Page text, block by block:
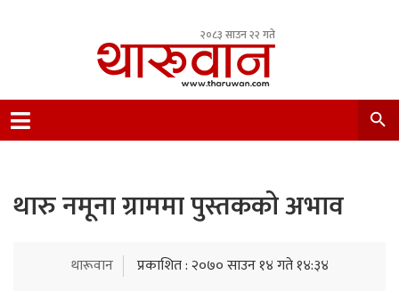
२०८३ साउन २२ गते
Nepal.
थारु नमूना ग्राममा पुस्तकको अभाव
थारूवान प्रकाशित : २०७० साउन १४ गते १४:३४